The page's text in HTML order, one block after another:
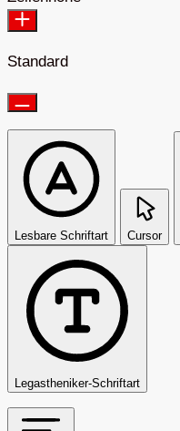
Standard
Lesbare Schriftart Cursor
Legastheniker-Schriftart